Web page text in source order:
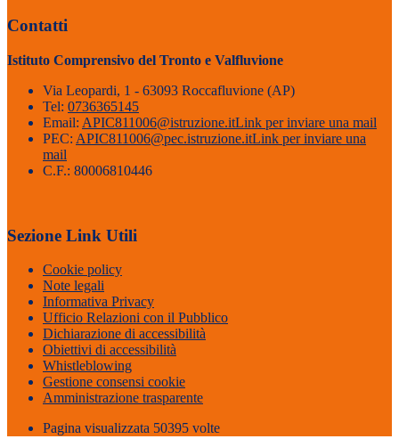
Contatti
Istituto Comprensivo del Tronto e Valfluvione
Via Leopardi, 1 - 63093 Roccafluvione (AP)
Tel: 0736365145
Email: APIC811006@istruzione.itLink per inviare una mail
PEC: APIC811006@pec.istruzione.itLink per inviare una
mail
C.F.: 80006810446
Sezione Link Utili
Cookie policy
Note legali
Informativa Privacy
Ufficio Relazioni con il Pubblico
Dichiarazione di accessibilità
Obiettivi di accessibilità
Whistleblowing
Gestione consensi cookie
Amministrazione trasparente
Pagina visualizzata 50395 volte